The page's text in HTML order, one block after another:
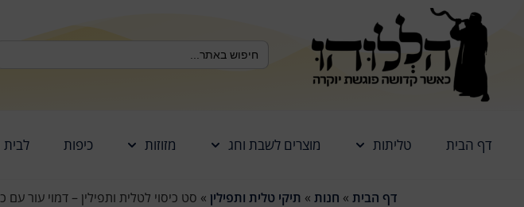
for:
דף הבית טליתות מוצרים לשבת וחג מזוזות כיפות
דף הבית » חנות » תיקי טלית ותפילין » סט כיסוי לטלית ותפילין – דמוי עור עם